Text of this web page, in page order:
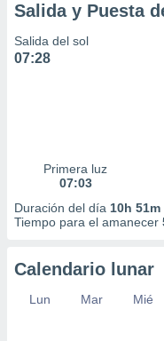
Salida y Puesta
Salida del sol
07:28
Primera luz
07:03
Duración del día 10h 51m
Tiempo para el amanecer
Calendario lunar
Lun Mar Mié